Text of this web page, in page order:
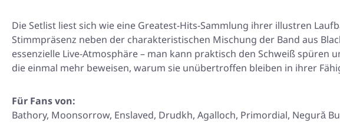
Die Setlist liest sich wie eine Greatest-Hits-Sammlung ihrer illustren
Stimmpräsenz neben der charakteristischen Mischung der Band aus
essenzielle Live-Atmosphäre – man kann praktisch den Schweiß spüren
die einmal mehr beweisen, warum sie unübertroffen bleiben in ihrer
Für Fans von:
Bathory, Moonsorrow, Enslaved, Drudkh, Agalloch, Primordial, Negură